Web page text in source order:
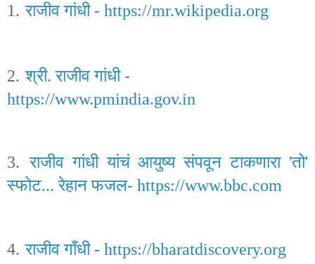
1. राजीव गांधी - https://mr.wikipedia.org
2. श्री. राजीव गांधी -
https://www.pmindia.gov.in
3. राजीव गांधी यांचं आयुष्य संपवून टाकणारा 'तो'
स्फोट... रेहान फजल- https://www.bbc.com
4. राजीव गाँधी - https://bharatdiscovery.org